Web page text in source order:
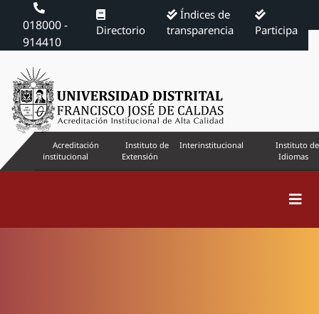
018000 -
914410
Directorio
Índices de
transparencia
Participa
Acreditación
institucional
Instituto de
Extensión
Interinstitucional
Instituto de
Idiomas